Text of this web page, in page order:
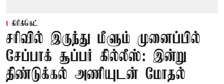
கிரிக்கெட்
சரிவில் இருந்து மீளும் முனைப்பில்
சேப்பாக் சூப்பர் கில்லீஸ்: இன்று
திண்டுக்கல் அணியுடன் மோதல்